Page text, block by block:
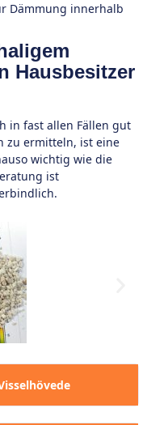
Dämmung innerhalb
Hausbesitzer
in fast allen Fällen gut
zu ermitteln, ist eine
wichtig wie die
ist